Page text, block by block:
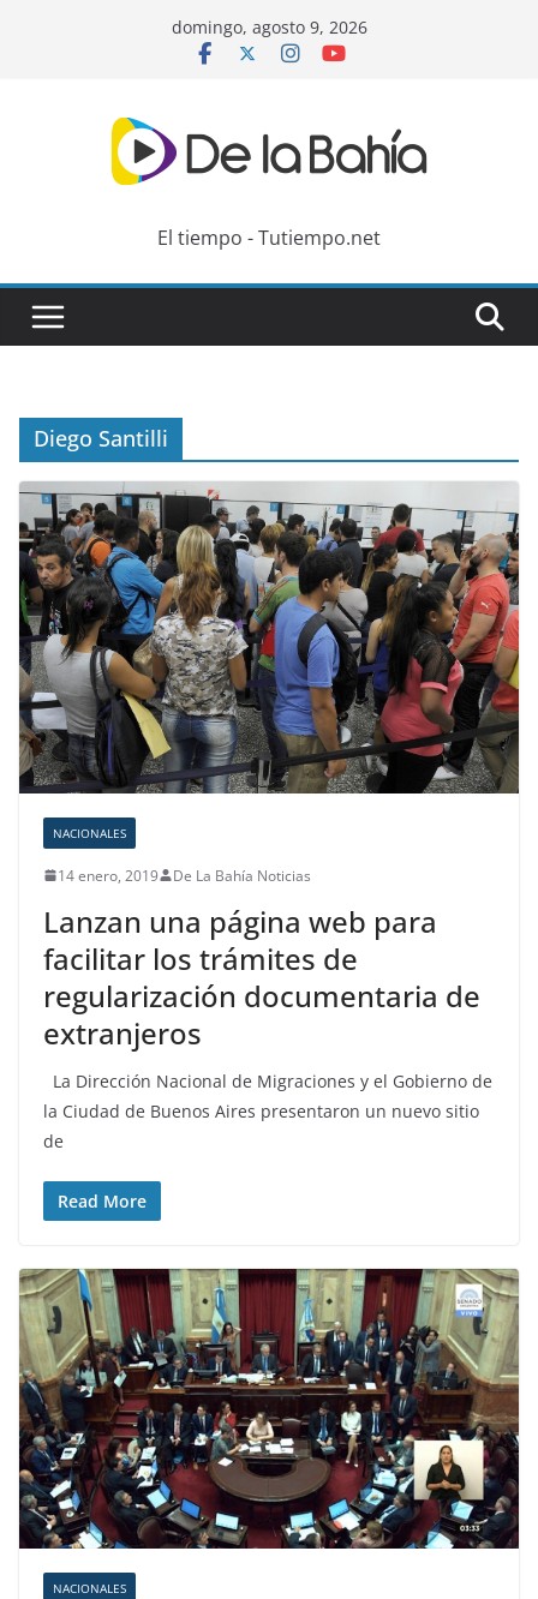
domingo, agosto 9, 2026
El tiempo - Tutiempo.net
Diego Santilli
NACIONALES
14 enero, 2019 De La Bahía Noticias
Lanzan una página web para
facilitar los trámites de
regularización documentaria de
extranjeros
La Dirección Nacional de Migraciones y el Gobierno de
la Ciudad de Buenos Aires presentaron un nuevo sitio
de
Read More
NACIONALES